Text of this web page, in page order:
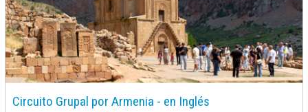
Circuito Grupal por Armenia - en Inglés